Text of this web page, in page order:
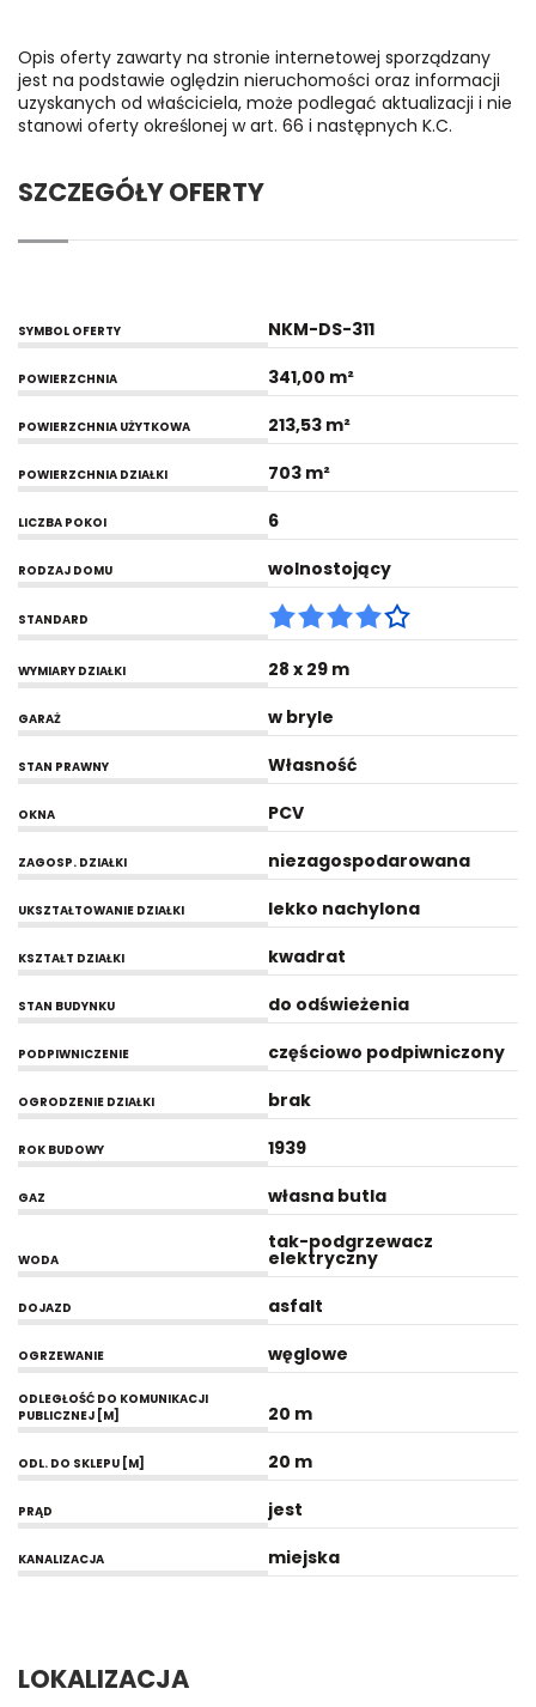
Opis oferty zawarty na stronie internetowej sporządzany
jest na podstawie oględzin nieruchomości oraz informacji
uzyskanych od właściciela, może podlegać aktualizacji i nie
stanowi oferty określonej w art. 66 i następnych K.C.
SZCZEGÓŁY OFERTY
SYMBOL OFERTY NKM-DS-311
POWIERZCHNIA 341,00 m²
POWIERZCHNIA UŻYTKOWA 213,53 m²
POWIERZCHNIA DZIAŁKI 703 m²
LICZBA POKOI 6
RODZAJ DOMU wolnostojący
STANDARD
WYMIARY DZIAŁKI 28 x 29 m
GARAŻ w bryle
STAN PRAWNY Własność
OKNA PCV
ZAGOSP. DZIAŁKI niezagospodarowana
UKSZTAŁTOWANIE DZIAŁKI lekko nachylona
KSZTAŁT DZIAŁKI kwadrat
STAN BUDYNKU do odświeżenia
PODPIWNICZENIE częściowo podpiwniczony
OGRODZENIE DZIAŁKI brak
ROK BUDOWY 1939
GAZ własna butla
WODA
tak-podgrzewacz
elektryczny
DOJAZD asfalt
OGRZEWANIE węglowe
ODLEGŁOŚĆ DO KOMUNIKACJI
PUBLICZNEJ [M]
20 m
ODL. DO SKLEPU [M] 20 m
PRĄD jest
KANALIZACJA miejska
LOKALIZACJA